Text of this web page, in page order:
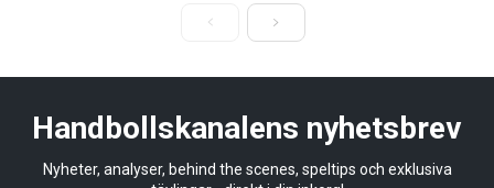
Handbollskanalens nyhetsbrev
Nyheter, analyser, behind the scenes, speltips och exklusiva